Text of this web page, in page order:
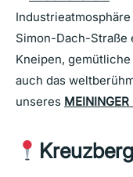
Simon-Dach-Straße
Kneipen,
auch das
unseres
Kreuzberg